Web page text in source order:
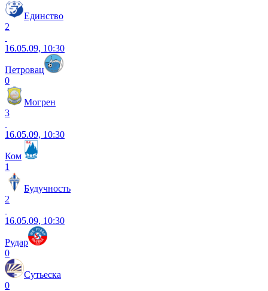
Единство
2
16.05.09, 10:30
Петровац
0
Могрен
3
16.05.09, 10:30
Ком
1
Будучность
2
16.05.09, 10:30
Рудар
0
Сутьеска
0